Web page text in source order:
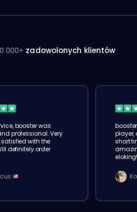
000+ zadowolonych klientów
booster was
professional. Very
with the
definitely order
player,
short
eloking!